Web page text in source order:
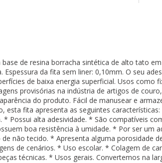
de resina borracha sintética de alto tato
da fita sem liner: 0,10mm. O seu
de baixa energia superficial. Usos como
provisórias na indústria de artigos de
do produto. Fácil de manusear e
fita apresenta as seguintes
alta adesividade. * São compatíveis
boa resistência à umidade. * Por ser um
não tecido. * Apresenta alguma porosidade
de cenários. * Uso escolar. * Colagem de
técnicas. * Usos gerais. Convertemos na